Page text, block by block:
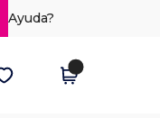
Ayuda?